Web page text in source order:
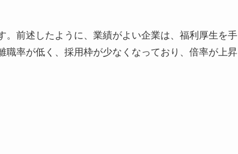
前述したように、業績がよい企業は、福利厚生を手
率が低く、採用枠が少なくなっており、倍率が上昇